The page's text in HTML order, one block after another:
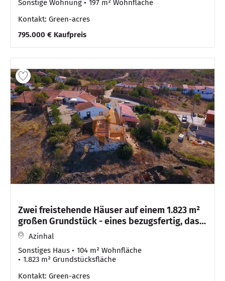
Sonstige Wohnung
197 m² Wohnfläche
Kontakt: Green-acres
795.000 € Kaufpreis
Zwei freistehende Häuser auf einem 1.823 m²
großen Grundstück - eines bezugsfertig, das
andere sanie
Azinhal
Sonstiges Haus
104 m² Wohnfläche
1.823 m² Grundstücksfläche
Kontakt: Green-acres